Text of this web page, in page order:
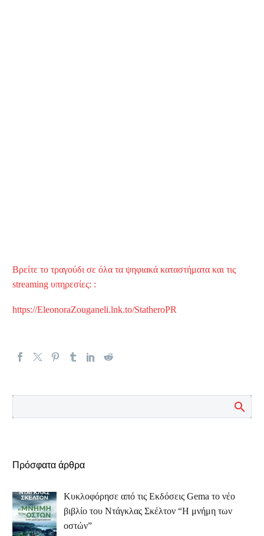
Βρείτε το τραγούδι σε όλα τα ψηφιακά καταστήματα και τις
streaming υπηρεσίες: :
https://EleonoraZouganeli.lnk.to/StatheroPR
Πρόσφατα άρθρα
Κυκλοφόρησε από τις Εκδόσεις Gema το νέο
βιβλίο του Ντάγκλας Σκέλτον “Η μνήμη των
οστών”